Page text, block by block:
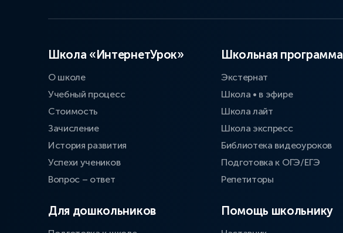
Школа «ИнтернетУрок»
О школе
Учебный процесс
Стоимость
Зачисление
История развития
Успехи учеников
Вопрос – ответ
Для дошкольников
Школьная программа
Экстернат
Школа • в эфире
Школа лайт
Школа экспресс
Библиотека видеоуроков
Подготовка к ОГЭ/ЕГЭ
Репетиторы
Помощь школьнику